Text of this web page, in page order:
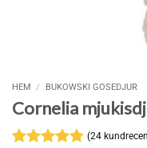
HEM / BUKOWSKI GOSEDJUR
Cornelia
(24